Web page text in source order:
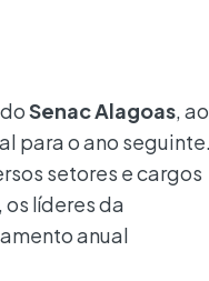
Senac Alagoas , ao
para o ano seguinte.
setores e cargos
líderes da
anual